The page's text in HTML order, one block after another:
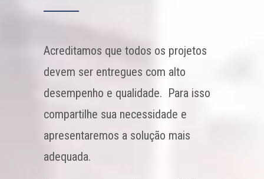
Acreditamos que todos os projetos
devem ser entregues com alto
desempenho e qualidade. Para isso
compartilhe sua necessidade e
apresentaremos a solução mais
adequada.